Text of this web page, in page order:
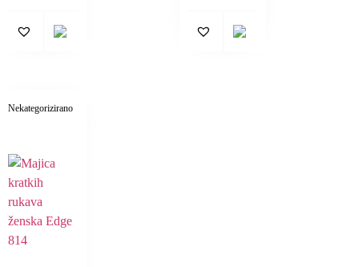
Nekategorizirano